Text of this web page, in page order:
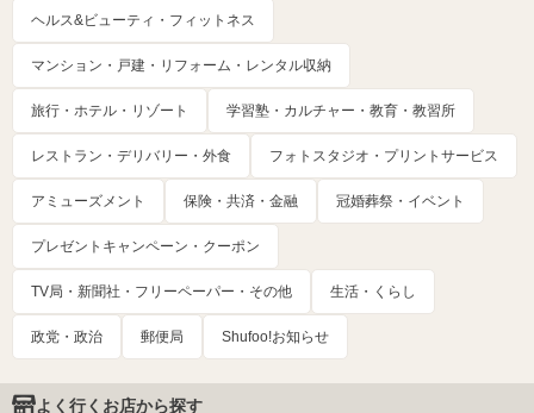
ヘルス&ビューティ・フィットネス
マンション・戸建・リフォーム・レンタル収納
旅行・ホテル・リゾート 学習塾・カルチャー・教育・教習所
レストラン・デリバリー・外食 フォトスタジオ・プリントサービス
アミューズメント 保険・共済・金融 冠婚葬祭・イベント
プレゼントキャンペーン・クーポン
TV局・新聞社・フリーペーパー・その他 生活・くらし
政党・政治 郵便局 Shufoo!お知らせ
よく行くお店から探す